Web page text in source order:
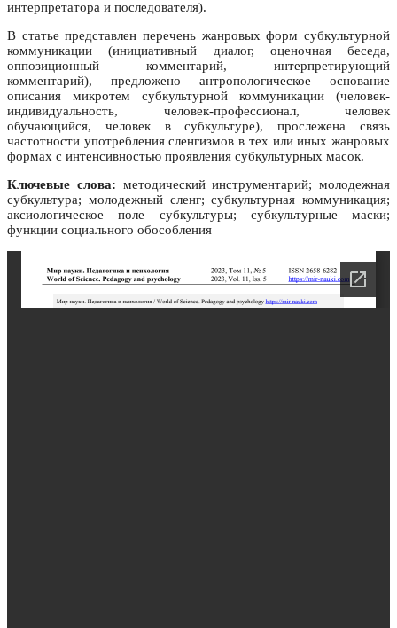
интерпретатора и последователя).
В статье представлен перечень жанровых форм субкультурной
коммуникации (инициативный диалог, оценочная беседа,
оппозиционный комментарий, интерпретирующий
комментарий), предложено антропологическое основание
описания микротем субкультурной коммуникации (человек-
индивидуальность, человек-профессионал, человек
обучающийся, человек в субкультуре), прослежена связь
частотности употребления сленгизмов в тех или иных жанровых
формах с интенсивностью проявления субкультурных масок.
Ключевые слова: методический инструментарий; молодежная
субкультура; молодежный сленг; субкультурная коммуникация;
аксиологическое поле субкультуры; субкультурные маски;
функции социального обособления